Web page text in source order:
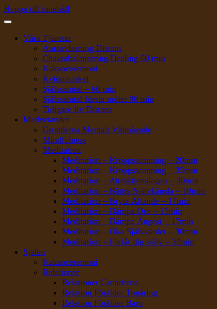
Hoppa till innehåll
Våra Tjänster
Auraavläsning Distans
Chakrabalansering/Healing 60 min
Kakaoceremoni
Kvinnocirkel
Själssamtal – 60 min
Själssamtal första mötet 90 min
Tidigare liv Distans
Medvetandet
Grunderna Mentalt Välmående
Mindfulness
Meditation
Meditation – Kroppsscanning – 20min
Meditation – Kroppsscanning – 35min
Meditation – Attraktionslagen – 30min
Meditation – Bättre Självkänsla – 10min
Meditation – Bryta Ältande – 17min
Meditation – Dämpa Oro – 15min
Meditation – Dämpa Ångest – 17min
Meditation – Öka Självvärdet – 30min
Meditation – Förlåt dig själv – 30min
Själen
Kakaoceremoni
Relationer
Relationer Grunderna
Relation Förälder Tonåring
Relation Förälder Barn